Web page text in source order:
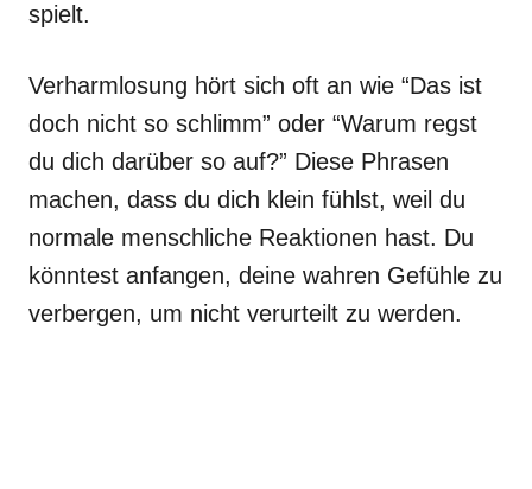
spielt.
Verharmlosung hört sich oft an wie “Das ist
doch nicht so schlimm” oder “Warum regst
du dich darüber so auf?” Diese Phrasen
machen, dass du dich klein fühlst, weil du
normale menschliche Reaktionen hast. Du
könntest anfangen, deine wahren Gefühle zu
verbergen, um nicht verurteilt zu werden.